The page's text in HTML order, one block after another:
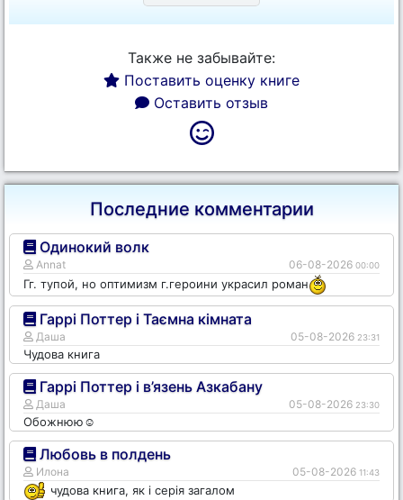
Также не забывайте:
Поставить оценку книге
Оставить отзыв
Последние комментарии
Одинокий волк
Annat 06-08-2026 00:00
Гг. тупой, но оптимизм г.героини украсил роман
Гаррі Поттер і Таємна кімната
Даша 05-08-2026 23:31
Чудова книга
Гаррі Поттер і в’язень Азкабану
Даша 05-08-2026 23:30
Обожнюю☺️
Любовь в полдень
Илона 05-08-2026 11:43
чудова книга, як і серія загалом